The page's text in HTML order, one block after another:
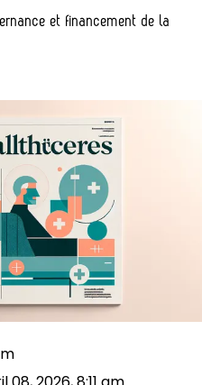
et financement de la